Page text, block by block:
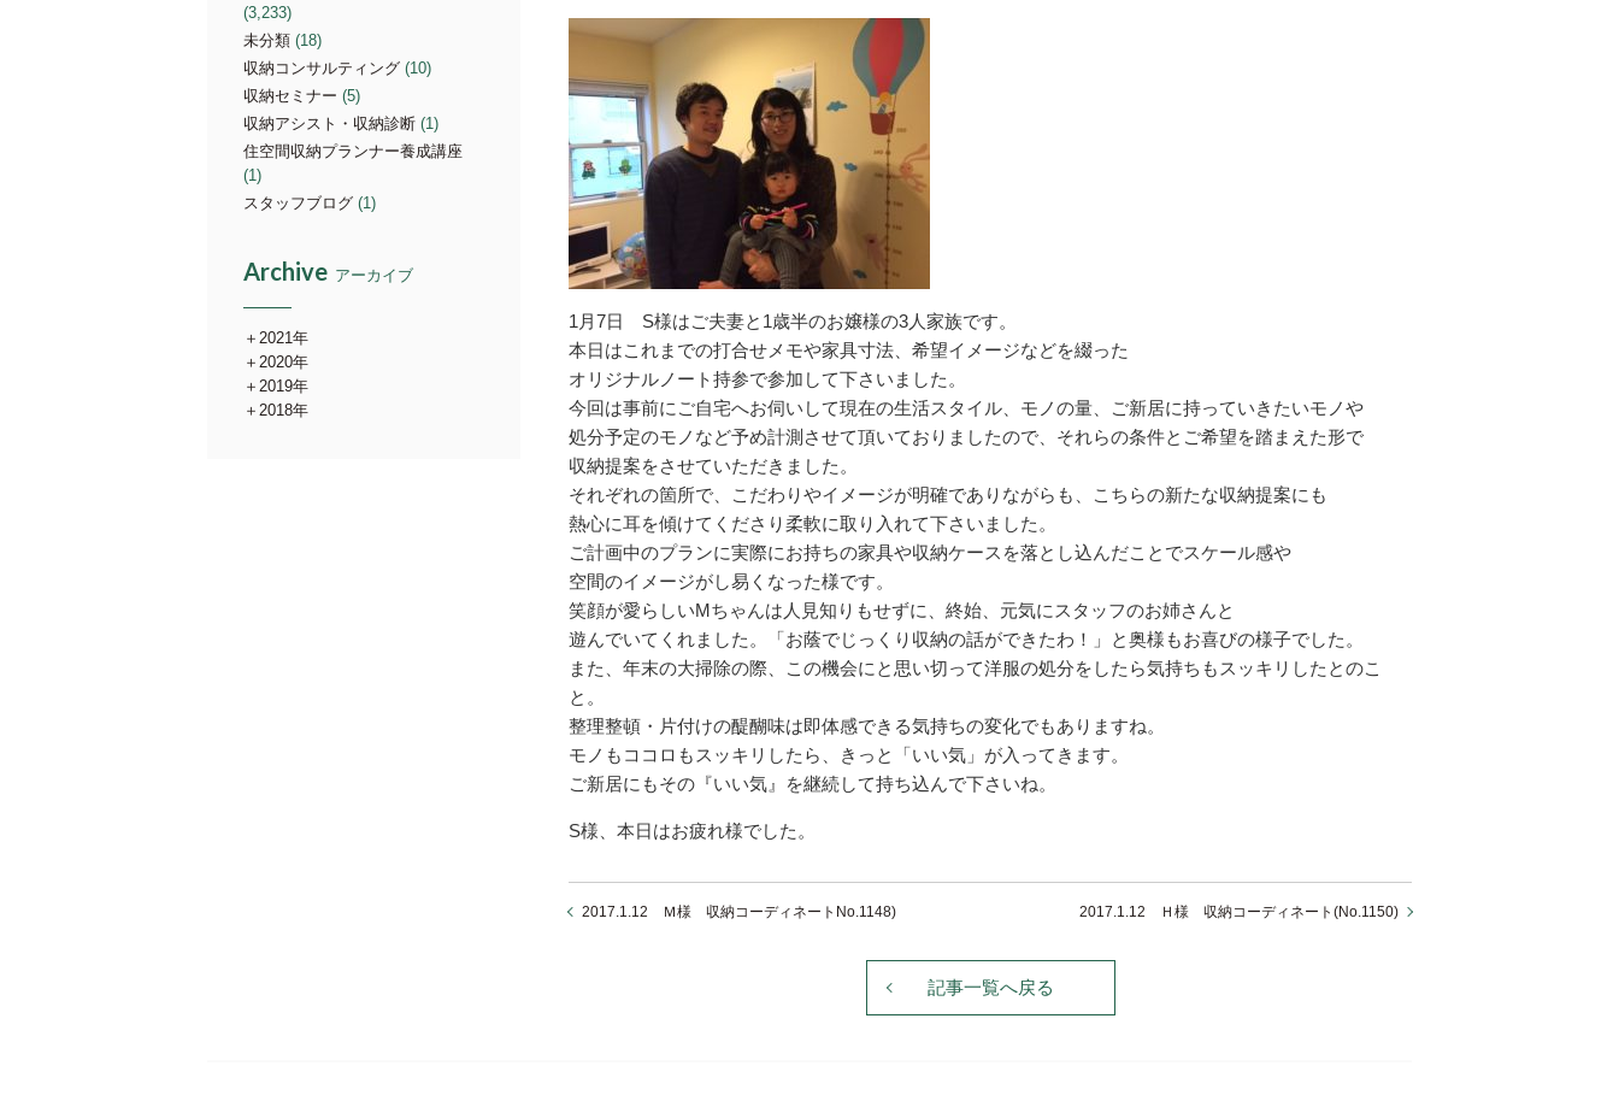
1月7日 S様はご夫妻と1歳半のお嬢様の3人家族です。
本日はこれまでの打合せメモや家具寸法、希望イメージなどを綴った
オリジナルノート持参で参加して下さいました。
今回は事前にご自宅へお伺いして現在の生活スタイル、モノの量、ご新居に持っていきたいモノや
処分予定のモノなど予め計測させて頂いておりましたので、それらの条件とご希望を踏まえた形で
収納提案をさせていただきました。
それぞれの箇所で、こだわりやイメージが明確でありながらも、こちらの新たな収納提案にも
熱心に耳を傾けてくださり柔軟に取り入れて下さいました。
ご計画中のプランに実際にお持ちの家具や収納ケースを落とし込んだことでスケール感や
空間のイメージがし易くなった様です。
笑顔が愛らしいMちゃんは人見知りもせずに、終始、元気にスタッフのお姉さんと
遊んでいてくれました。「お蔭でじっくり収納の話ができたわ！」と奥様もお喜びの様子でした。
また、年末の大掃除の際、この機会にと思い切って洋服の処分をしたら気持ちもスッキリしたとのこ
と。
整理整頓・片付けの醍醐味は即体感できる気持ちの変化でもありますね。
モノもココロもスッキリしたら、きっと「いい気」が入ってきます。
ご新居にもその『いい気』を継続して持ち込んで下さいね。
S様、本日はお疲れ様でした。
2017.1.12 Ｍ様 収納コーディネートNo.1148) 2017.1.12 Ｈ様 収納コーディネート(No.1150)
記事一覧へ戻る
(3,233)
未分類 (18)
収納コンサルティング (10)
収納セミナー (5)
収納アシスト・収納診断 (1)
住空間収納プランナー養成講座
(1)
スタッフブログ (1)
Archive アーカイブ
2021年
2020年
2019年
2018年